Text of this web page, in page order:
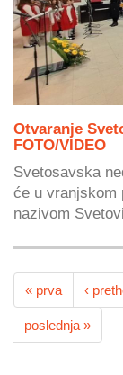
Otvaranje
FOTO/VIDEO
Svetosavska
će u vranjskom
nazivom
« prva ‹
poslednja »